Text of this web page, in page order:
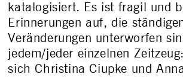
katalogisiert. Es ist fragil und
Erinnerungen auf, die
Veränderungen unterworfen
jedem/jeder einzelnen
sich Christina Ciupke und